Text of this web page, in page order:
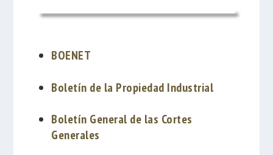
BOENET
Boletín de la Propiedad Industrial
Boletín General de las Cortes
Generales